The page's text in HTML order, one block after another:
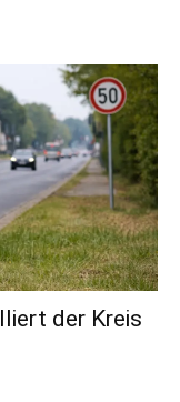
der Kreis